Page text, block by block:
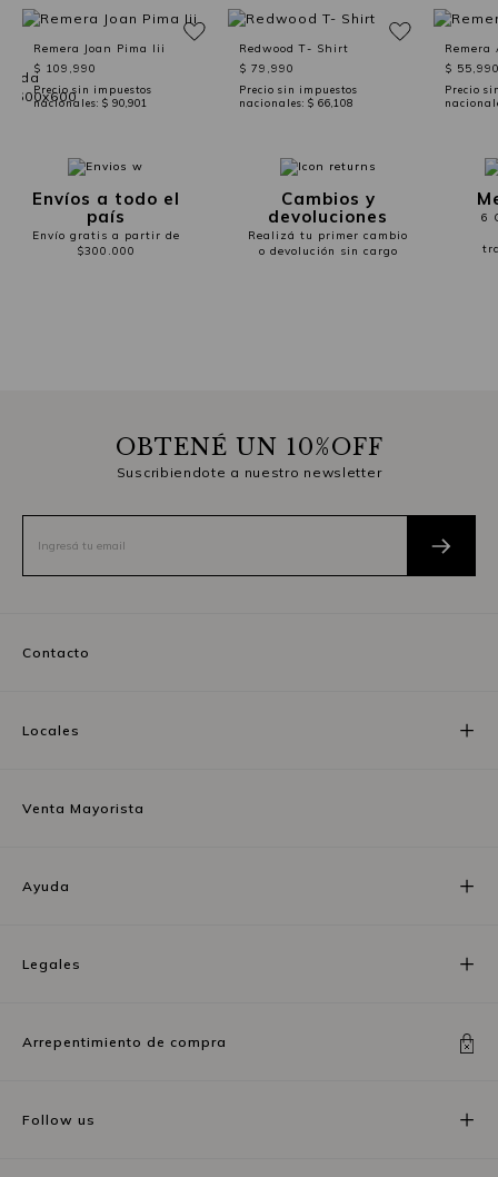
Remera Joan Pima Iii
$ 109,990
Precio sin impuestos
nacionales: $ 90,901
Redwood T- Shirt
$ 79,990
Precio sin impuestos
nacionales: $ 66,108
Remera
$
Precio
Envíos a todo el
país
Envío gratis a partir de
$300.000
Cambios y
devoluciones
Realizá tu primer cambio
o devolución sin cargo
6
OBTENÉ UN 10%OFF
Suscribiendote a nuestro newsletter
Contacto
Locales
Venta Mayorista
Ayuda
Legales
Arrepentimiento de compra
Follow us